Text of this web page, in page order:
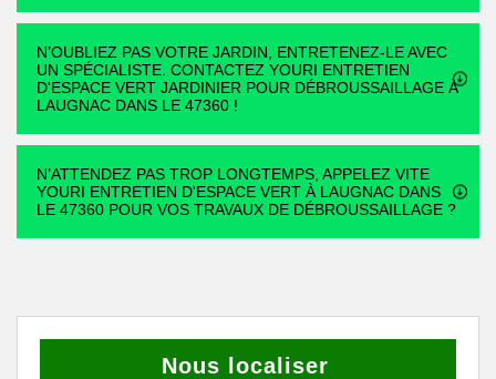
N’OUBLIEZ PAS VOTRE JARDIN, ENTRETENEZ-LE AVEC
UN SPÉCIALISTE. CONTACTEZ YOURI ENTRETIEN
D'ESPACE VERT JARDINIER POUR DÉBROUSSAILLAGE À
LAUGNAC DANS LE 47360 !
N’ATTENDEZ PAS TROP LONGTEMPS, APPELEZ VITE
YOURI ENTRETIEN D'ESPACE VERT À LAUGNAC DANS
LE 47360 POUR VOS TRAVAUX DE DÉBROUSSAILLAGE ?
Nous localiser